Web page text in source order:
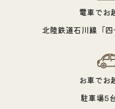
電車でお
北陸鉄道石川線「
お車でお
駐車場5